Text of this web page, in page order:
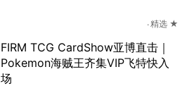
精选 ★
FIRM TCG CardShow亚博直击｜
Pokemon海贼王齐集VIP飞特快入
场